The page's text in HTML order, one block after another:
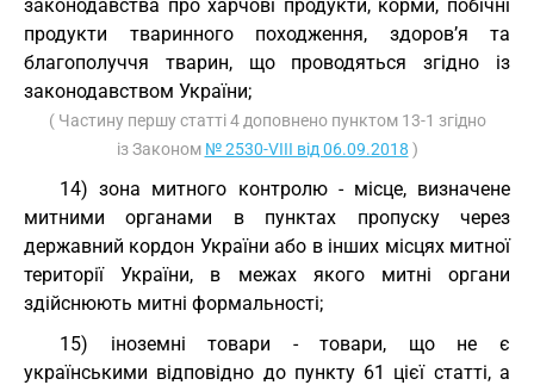
законодавства про харчові продукти, корми, побічні
продукти тваринного походження, здоров’я та
благополуччя тварин, що проводяться згідно із
законодавством України;
( Частину першу статті 4 доповнено пунктом 13-1 згідно
із Законом № 2530-VIII від 06.09.2018 )
14) зона митного контролю - місце, визначене
митними органами в пунктах пропуску через
державний кордон України або в інших місцях митної
території України, в межах якого митні органи
здійснюють митні формальності;
15) іноземні товари - товари, що не є
українськими відповідно до пункту 61 цієї статті, а